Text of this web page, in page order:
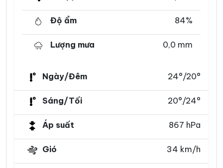
Độ ẩm 84%
Lượng mưa 0,0 mm
Ngày/Đêm 24°/20°
Sáng/Tối 20°/24°
Áp suất 867 hPa
Gió 34 km/h